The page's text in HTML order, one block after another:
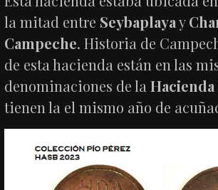
la mitad entre Seybaplayay
Campeche. Historia de
de esta hacienda están en las
denominaciones de la
tienen la el mismo año de